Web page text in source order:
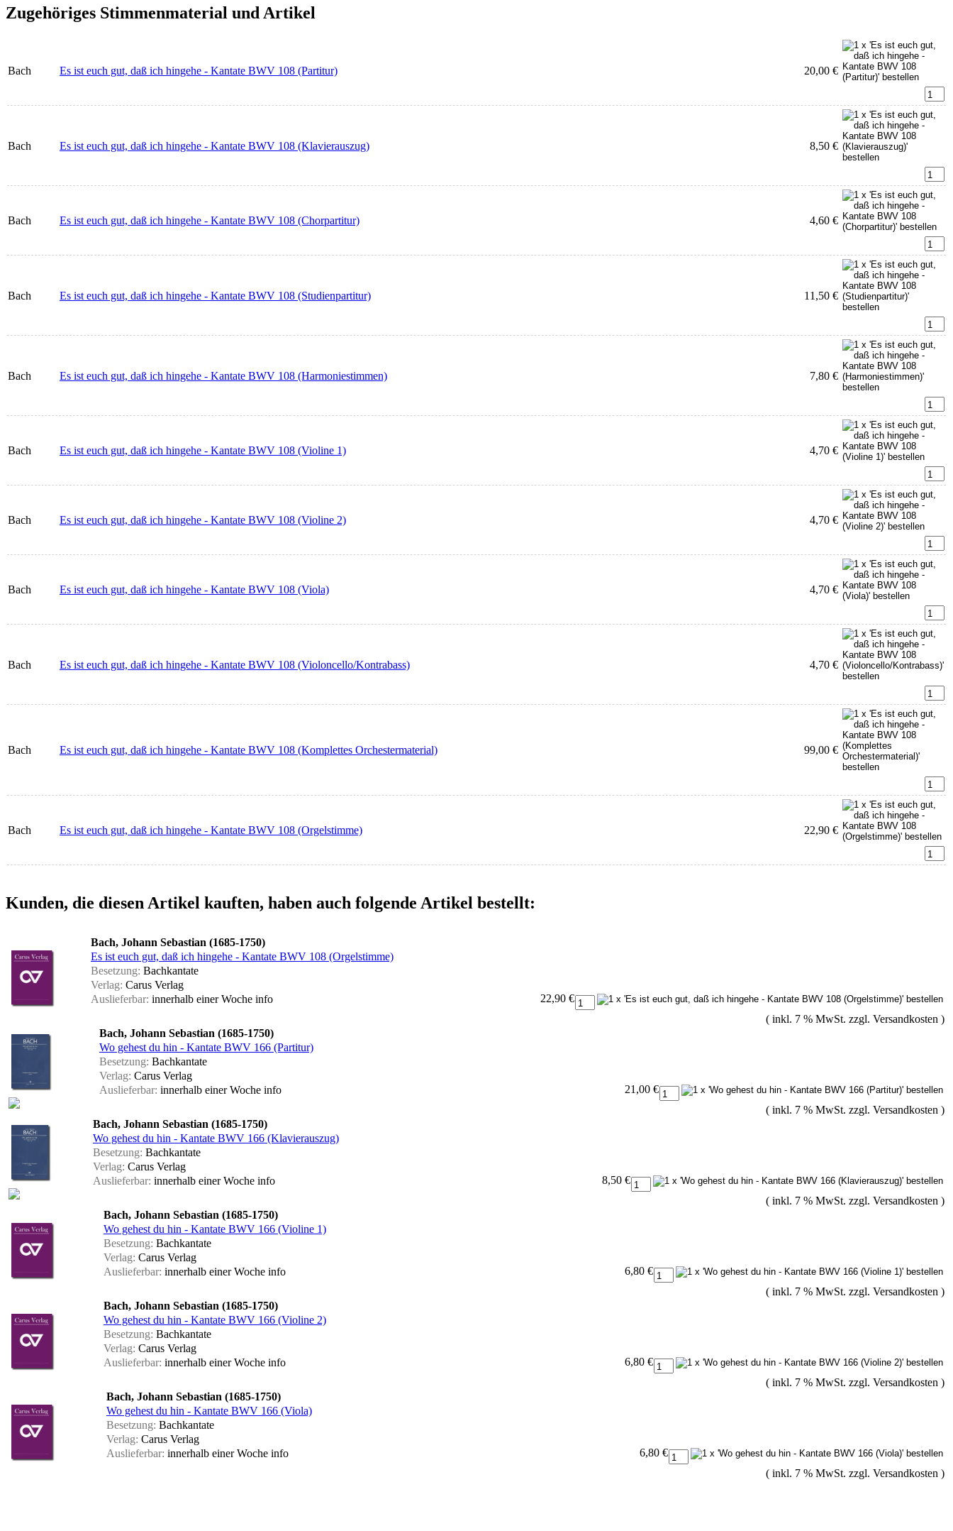
Zugehöriges Stimmenmaterial und Artikel
Bach Es ist euch gut, daß ich hingehe - Kantate BWV 108 (Partitur) 20,00 €
Bach Es ist euch gut, daß ich hingehe - Kantate BWV 108 (Klavierauszug) 8,50 €
Bach Es ist euch gut, daß ich hingehe - Kantate BWV 108 (Chorpartitur) 4,60 €
Bach Es ist euch gut, daß ich hingehe - Kantate BWV 108 (Studienpartitur) 11,50 €
Bach Es ist euch gut, daß ich hingehe - Kantate BWV 108 (Harmoniestimmen) 7,80 €
Bach Es ist euch gut, daß ich hingehe - Kantate BWV 108 (Violine 1) 4,70 €
Bach Es ist euch gut, daß ich hingehe - Kantate BWV 108 (Violine 2) 4,70 €
Bach Es ist euch gut, daß ich hingehe - Kantate BWV 108 (Viola) 4,70 €
Bach Es ist euch gut, daß ich hingehe - Kantate BWV 108 (Violoncello/Kontrabass) 4,70 €
Bach Es ist euch gut, daß ich hingehe - Kantate BWV 108 (Komplettes Orchestermaterial) 99,00 €
Bach Es ist euch gut, daß ich hingehe - Kantate BWV 108 (Orgelstimme) 22,90 €
Kunden, die diesen Artikel kauften, haben auch folgende Artikel bestellt:
Bach, Johann Sebastian (1685-1750)
Es ist euch gut, daß ich hingehe - Kantate BWV 108 (Orgelstimme)
Besetzung: Bachkantate
Verlag: Carus Verlag
Auslieferbar: innerhalb einer Woche info
22,90 €
( inkl. 7 % MwSt. zzgl. Versandkosten )
Bach, Johann Sebastian (1685-1750)
Wo gehest du hin - Kantate BWV 166 (Partitur)
Besetzung: Bachkantate
Verlag: Carus Verlag
Auslieferbar: innerhalb einer Woche info
21,00 €
( inkl. 7 % MwSt. zzgl. Versandkosten )
Bach, Johann Sebastian (1685-1750)
Wo gehest du hin - Kantate BWV 166 (Klavierauszug)
Besetzung: Bachkantate
Verlag: Carus Verlag
Auslieferbar: innerhalb einer Woche info
8,50 €
( inkl. 7 % MwSt. zzgl. Versandkosten )
Bach, Johann Sebastian (1685-1750)
Wo gehest du hin - Kantate BWV 166 (Violine 1)
Besetzung: Bachkantate
Verlag: Carus Verlag
Auslieferbar: innerhalb einer Woche info
6,80 €
( inkl. 7 % MwSt. zzgl. Versandkosten )
Bach, Johann Sebastian (1685-1750)
Wo gehest du hin - Kantate BWV 166 (Violine 2)
Besetzung: Bachkantate
Verlag: Carus Verlag
Auslieferbar: innerhalb einer Woche info
6,80 €
( inkl. 7 % MwSt. zzgl. Versandkosten )
Bach, Johann Sebastian (1685-1750)
Wo gehest du hin - Kantate BWV 166 (Viola)
Besetzung: Bachkantate
Verlag: Carus Verlag
Auslieferbar: innerhalb einer Woche info
6,80 €
( inkl. 7 % MwSt. zzgl. Versandkosten )